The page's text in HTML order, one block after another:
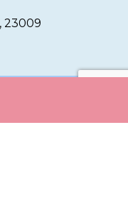
23009